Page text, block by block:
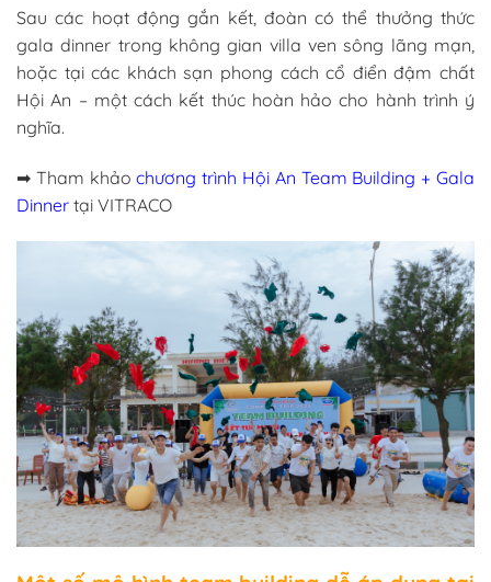
Sau các hoạt động gắn kết, đoàn có thể thưởng thức
gala dinner trong không gian villa ven sông lãng mạn,
hoặc tại các khách sạn phong cách cổ điển đậm chất
Hội An – một cách kết thúc hoàn hảo cho hành trình ý
nghĩa.
➡ Tham khảochương trình Hội An Team Building + Gala
Dinner tại VITRACO